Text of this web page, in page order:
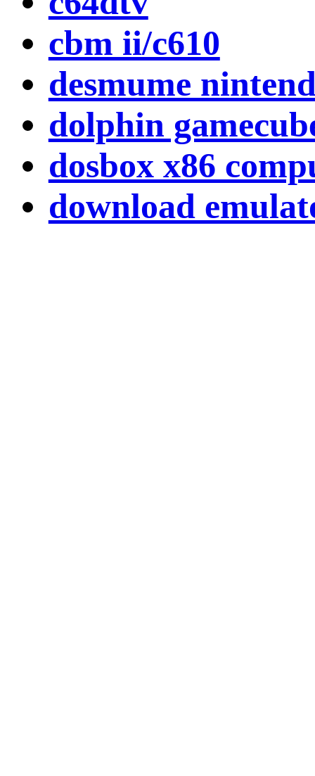
cbm ii/c610
desmume
dolphin
dosbox x86
download